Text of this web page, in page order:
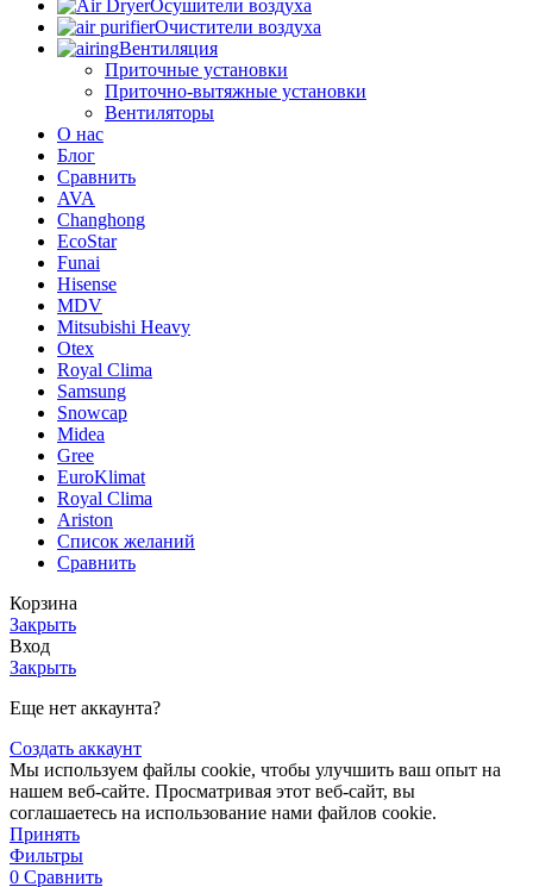
Осушители воздуха
Очистители воздуха
Вентиляция
Приточные установки
Приточно-вытяжные установки
Вентиляторы
О нас
Блог
Сравнить
AVA
Changhong
EcoStar
Funai
Hisense
MDV
Mitsubishi Heavy
Otex
Royal Clima
Samsung
Snowcap
Midea
Gree
EuroKlimat
Royal Clima
Ariston
Список желаний
Сравнить
Корзина
Закрыть
Вход
Закрыть
Еще нет аккаунта?
Создать аккаунт
Мы используем файлы cookie, чтобы улучшить ваш опыт на
нашем веб-сайте. Просматривая этот веб-сайт, вы
соглашаетесь на использование нами файлов cookie.
Принять
Фильтры
0 Сравнить